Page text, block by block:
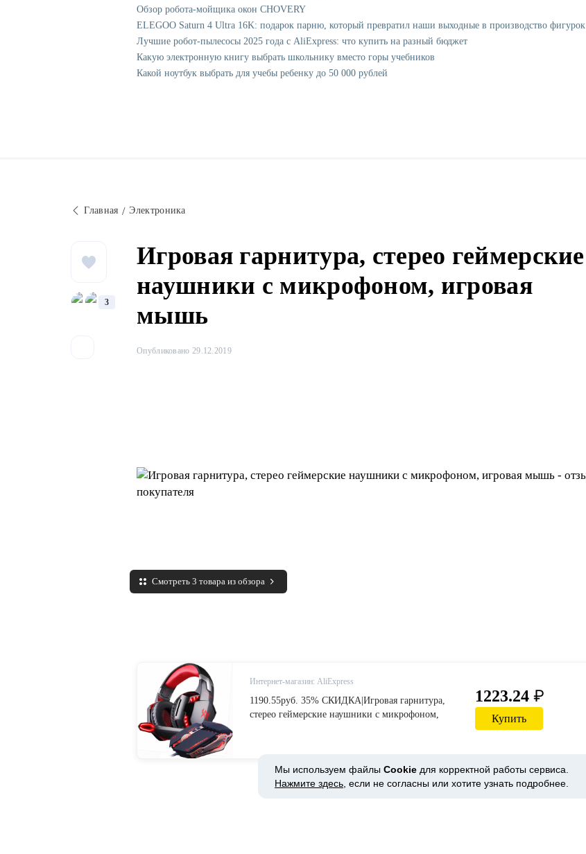
Обзор робота-мойщика окон CHOVERY
ELEGOO Saturn 4 Ultra 16K: подарок парню, который превратил наши выходные в производство фигурок
Лучшие робот-пылесосы 2025 года с AliExpress: что купить на разный бюджет
Какую электронную книгу выбрать школьнику вместо горы учебников
Какой ноутбук выбрать для учебы ребенку до 50 000 рублей
Главная Электроника
3
Игровая гарнитура, стерео геймерские
наушники с микрофоном, игровая
мышь
Опубликовано 29.12.2019
Смотреть 3 товара из обзора
Интернет-магазин: AliExpress
1190.55руб. 35% СКИДКА|Игровая гарнитура,
стерео геймерские наушники с микрофоном,
Бытовая электроника on AliExpress
1223.24 ₽
Купить
Мы используем файлы Cookie для корректной работы сервиса.
Нажмите здесь , если не согласны или хотите узнать подробнее.